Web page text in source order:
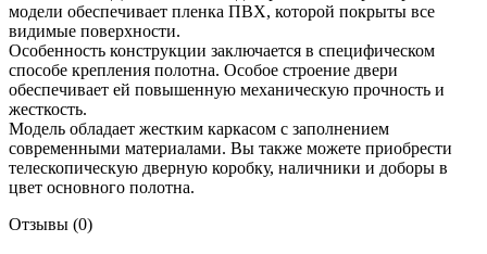
модели обеспечивает пленка ПВХ, которой покрыты все
видимые поверхности.
Особенность конструкции заключается в специфическом
способе крепления полотна. Особое строение двери
обеспечивает ей повышенную механическую прочность и
жесткость.
Модель обладает жестким каркасом с заполнением
современными материалами. Вы также можете приобрести
телескопическую дверную коробку, наличники и доборы в
цвет основного полотна.
Отзывы (0)